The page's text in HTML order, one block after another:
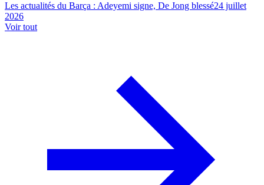
Les actualités du Barça : Adeyemi signe, De Jong blessé24 juillet
2026
Voir tout